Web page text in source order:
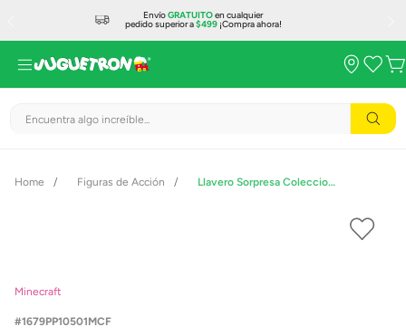
EnvíoGRATUITOen cualquier
pedido superior a$499¡Compra ahora!
Encuentra algo increíble...
Figuras de Acción Llavero Sorpresa Coleccionable Minecraft PP10501MCF
Minecraft
1679PP10501MCF